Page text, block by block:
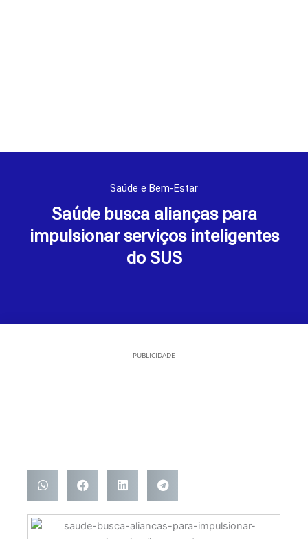
Saúde e Bem-Estar
Saúde busca alianças para
impulsionar serviços inteligentes
do SUS
PUBLICIDADE